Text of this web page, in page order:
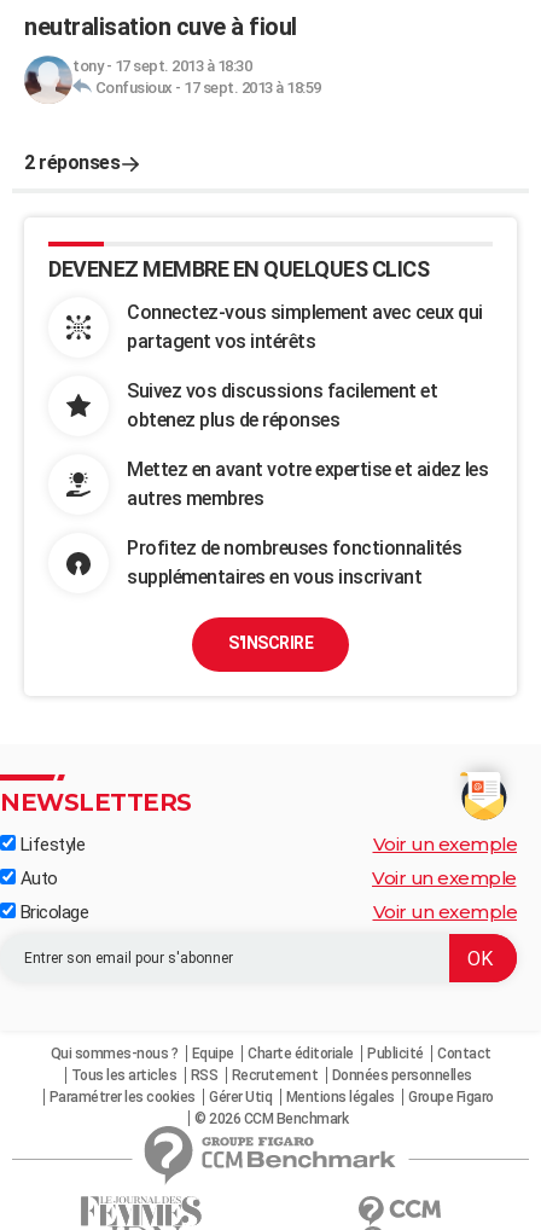
neutralisation cuve à fioul
tony- 17 sept. 2013 à 18:30
Confusioux - 17 sept. 2013 à 18:59
2 réponses
DEVENEZ MEMBRE EN QUELQUES CLICS
Connectez-vous simplement avec ceux qui
partagent vos intérêts
Suivez vos discussions facilement et
obtenez plus de réponses
Mettez en avant votre expertise et aidez les
autres membres
Profitez de nombreuses fonctionnalités
supplémentaires en vous inscrivant
S'INSCRIRE
NEWSLETTERS
Lifestyle Voir un exemple
Auto Voir un exemple
Bricolage Voir un exemple
Qui sommes-nous ? Equipe Charte éditoriale Publicité
Contact
Tous les articles
RSS Recrutement
Données personnelles
Paramétrer les cookies
Gérer Utiq Mentions légales
Groupe Figaro
© 2026 CCM Benchmark